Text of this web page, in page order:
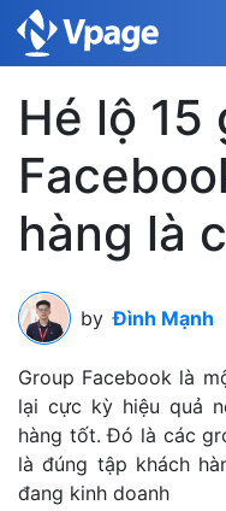
Hé lộ 15
hàng là
by Đình Mạnh
Group Facebook là
lại cực kỳ hiệu quả
hàng tốt. Đó là các
là đúng tập khách
đang kinh doanh